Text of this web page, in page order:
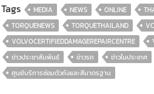
Tags MEDIA NEWS ONLINE
TORQUENEWS
TORQUETHAILAND
VOLVOCERTIFIEDDAMAGEREPAIRCENTRE
ข่าวประชาสัมพันธ์
ข่าวรถ ข่าวในประเทศ
ศูนย์บริการซ่อมตัวถังและสีมาตรฐาน